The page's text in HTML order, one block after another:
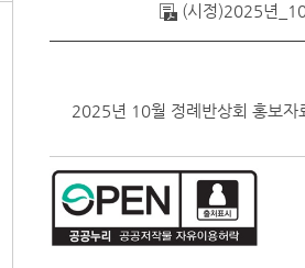
(시정)2025년
2025년 10월 정례반상회 홍보자